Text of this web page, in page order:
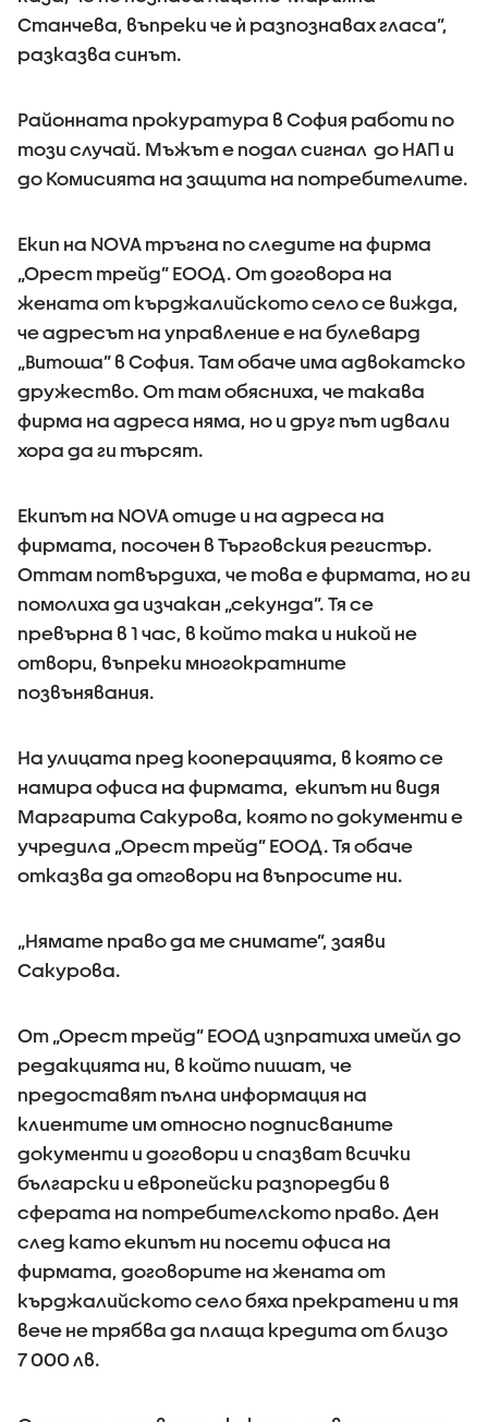
Станчева, въпреки че ѝ разпознавах гласа”,
разказва синът.
Районната прокуратура в София работи по
този случай. Мъжът е подал сигнал до НАП и
до Комисията на защита на потребителите.
Екип на NOVA тръгна по следите на фирма
„Орест трейд” ЕООД. От договора на
жената от кърджалийското село се вижда,
че адресът на управление е на булевард
„Витоша” в София. Там обаче има адвокатско
дружество. От там обясниха, че такава
фирма на адреса няма, но и друг път идвали
хора да ги търсят.
Екипът на NOVA отиде и на адреса на
фирмата, посочен в Търговския регистър.
Оттам потвърдиха, че това е фирмата, но ги
помолиха да изчакан „секунда”. Тя се
превърна в 1 час, в който така и никой не
отвори, въпреки многократните
позвънявания.
На улицата пред кооперацията, в която се
намира офиса на фирмата, екипът ни видя
Маргарита Сакурова, която по документи е
учредила „Орест трейд” ЕООД. Тя обаче
отказва да отговори на въпросите ни.
„Нямате право да ме снимате”, заяви
Сакурова.
От „Орест трейд” ЕООД изпратиха имейл до
редакцията ни, в който пишат, че
предоставят пълна информация на
клиентите им относно подписваните
документи и договори и спазват всички
български и европейски разпоредби в
сферата на потребителското право. Ден
след като екипът ни посети офиса на
фирмата, договорите на жената от
кърджалийското село бяха прекратени и тя
вече не трябва да плаща кредита от близо
7 000 лв.